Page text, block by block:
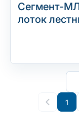
Сегмент-
лоток
1